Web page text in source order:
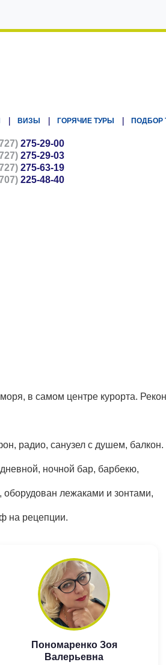
ВИЗЫ ГОРЯЧИЕ ТУРЫ ПОДБОР
275-29-00
275-29-03
275-63-19
225-48-40
в самом центре курорта.
радио, санузел с душем, балкон.
ночной бар, барбекю,
лежаками и зонтами,
на рецепции.
Пономаренко Зоя
Валерьевна